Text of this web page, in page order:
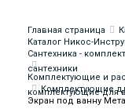
Главная страница
Каталог Никос-
Сантехника -
сантехники
Комплектующие и
комплектующие для
Комплектующие
Экран под ванну